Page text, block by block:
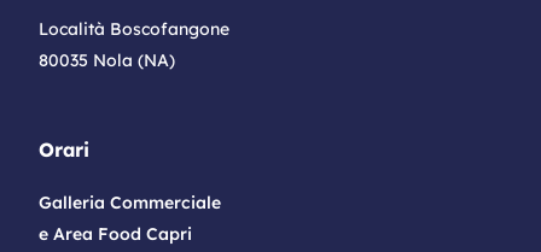
Località Boscofangone
80035 Nola (NA)
Orari
Galleria Commerciale
e Area Food Capri